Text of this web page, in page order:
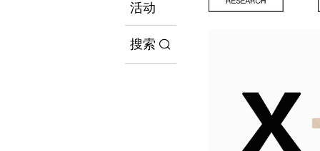
活动
搜索